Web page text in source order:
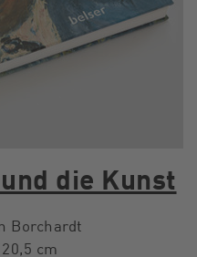
die Kunst
Borchardt
cm